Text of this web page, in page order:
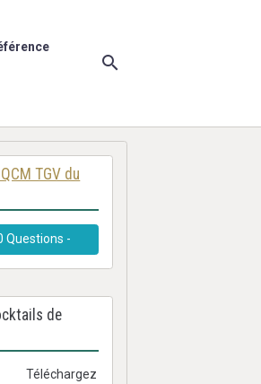
TGV du
Questions -
de
Téléchargez